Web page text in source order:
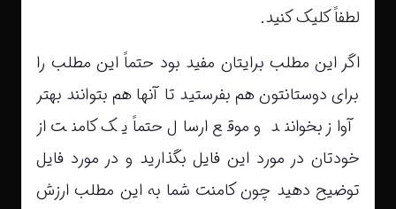
لطفاً کلیک کنید.
اگر این مطلب برایتان مفید بود حتماً این مطلب را
برای دوستانتون هم بفرستید تا آنها هم بتوانند بهتر
آواز بخوانند و موقع ارسال حتماً یک کامنت از
خودتان در مورد این فایل بگذارید و در مورد فایل
توضیح دهید چون کامنت شما به این مطلب ارزش